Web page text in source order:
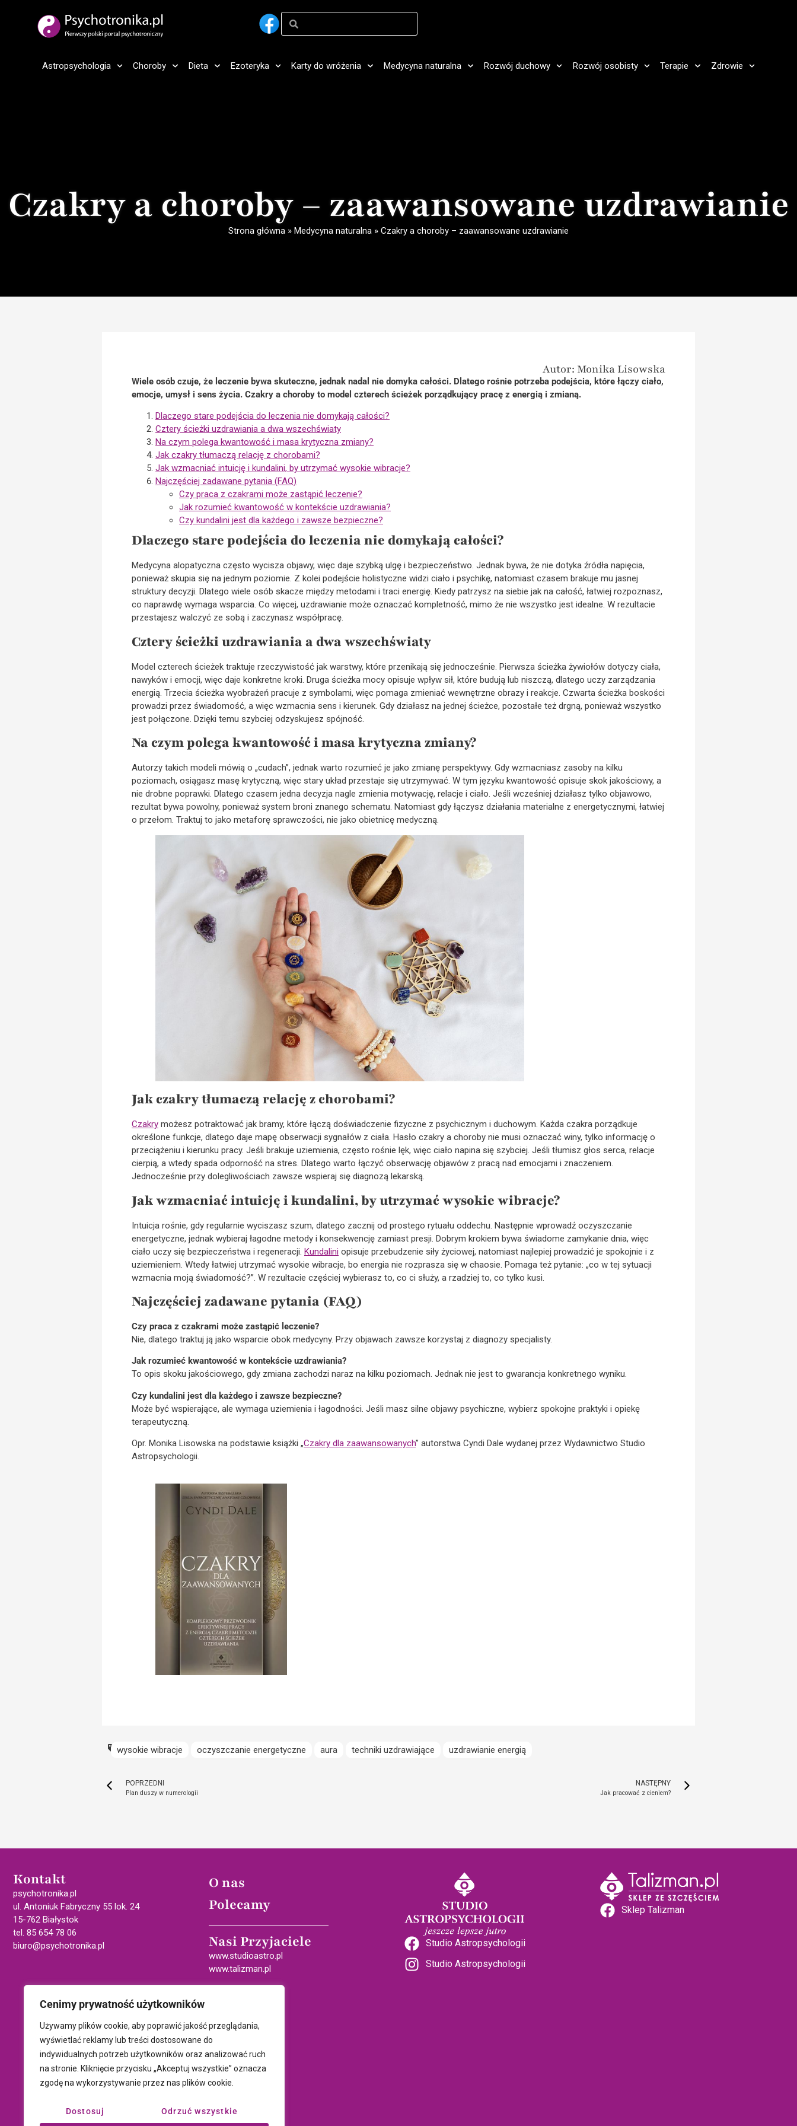
Cenimy prywatność użytkowników
Używamy plików cookie, aby poprawić jakość przeglądania,
wyświetlać reklamy lub treści dostosowane do
indywidualnych potrzeb użytkowników oraz analizować ruch
na stronie. Kliknięcie przycisku „Akceptuj wszystkie” oznacza
zgodę na wykorzystywanie przez nas plików cookie.
Dostosuj Odrzuć wszystkie
Astropsychologia Choroby Dieta Ezoteryka Karty do wróżenia Medycyna naturalna Rozwój duchowy Rozwój osobisty Terapie Zdrowie
Czakry a choroby – zaawansowane uzdrawianie
Strona główna » Medycyna naturalna » Czakry a choroby – zaawansowane uzdrawianie
Autor: Monika Lisowska
Wiele osób czuje, że leczenie bywa skuteczne, jednak nadal nie domyka całości. Dlatego rośnie potrzeba podejścia, które łączy ciało,
emocje, umysł i sens życia. Czakry a choroby to model czterech ścieżek porządkujący pracę z energią i zmianą.
Dlaczego stare podejścia do leczenia nie domykają całości?
Cztery ścieżki uzdrawiania a dwa wszechświaty
Na czym polega kwantowość i masa krytyczna zmiany?
Jak czakry tłumaczą relację z chorobami?
Jak wzmacniać intuicję i kundalini, by utrzymać wysokie wibracje?
Najczęściej zadawane pytania (FAQ)
Czy praca z czakrami może zastąpić leczenie?
Jak rozumieć kwantowość w kontekście uzdrawiania?
Czy kundalini jest dla każdego i zawsze bezpieczne?
Dlaczego stare podejścia do leczenia nie domykają całości?
Medycyna alopatyczna często wycisza objawy, więc daje szybką ulgę i bezpieczeństwo. Jednak bywa, że nie dotyka źródła napięcia,
ponieważ skupia się na jednym poziomie. Z kolei podejście holistyczne widzi ciało i psychikę, natomiast czasem brakuje mu jasnej
struktury decyzji. Dlatego wiele osób skacze między metodami i traci energię. Kiedy patrzysz na siebie jak na całość, łatwiej rozpoznasz,
co naprawdę wymaga wsparcia. Co więcej, uzdrawianie może oznaczać kompletność, mimo że nie wszystko jest idealne. W rezultacie
przestajesz walczyć ze sobą i zaczynasz współpracę.
Cztery ścieżki uzdrawiania a dwa wszechświaty
Model czterech ścieżek traktuje rzeczywistość jak warstwy, które przenikają się jednocześnie. Pierwsza ścieżka żywiołów dotyczy ciała,
nawyków i emocji, więc daje konkretne kroki. Druga ścieżka mocy opisuje wpływ sił, które budują lub niszczą, dlatego uczy zarządzania
energią. Trzecia ścieżka wyobrażeń pracuje z symbolami, więc pomaga zmieniać wewnętrzne obrazy i reakcje. Czwarta ścieżka boskości
prowadzi przez świadomość, a więc wzmacnia sens i kierunek. Gdy działasz na jednej ścieżce, pozostałe też drgną, ponieważ wszystko
jest połączone. Dzięki temu szybciej odzyskujesz spójność.
Na czym polega kwantowość i masa krytyczna zmiany?
Autorzy takich modeli mówią o „cudach”, jednak warto rozumieć je jako zmianę perspektywy. Gdy wzmacniasz zasoby na kilku
poziomach, osiągasz masę krytyczną, więc stary układ przestaje się utrzymywać. W tym języku kwantowość opisuje skok jakościowy, a
nie drobne poprawki. Dlatego czasem jedna decyzja nagle zmienia motywację, relacje i ciało. Jeśli wcześniej działasz tylko objawowo,
rezultat bywa powolny, ponieważ system broni znanego schematu. Natomiast gdy łączysz działania materialne z energetycznymi, łatwiej
o przełom. Traktuj to jako metaforę sprawczości, nie jako obietnicę medyczną.
Jak czakry tłumaczą relację z chorobami?
Czakry możesz potraktować jak bramy, które łączą doświadczenie fizyczne z psychicznym i duchowym. Każda czakra porządkuje
określone funkcje, dlatego daje mapę obserwacji sygnałów z ciała. Hasło czakry a choroby nie musi oznaczać winy, tylko informację o
przeciążeniu i kierunku pracy. Jeśli brakuje uziemienia, często rośnie lęk, więc ciało napina się szybciej. Jeśli tłumisz głos serca, relacje
cierpią, a wtedy spada odporność na stres. Dlatego warto łączyć obserwację objawów z pracą nad emocjami i znaczeniem.
Jednocześnie przy dolegliwościach zawsze wspieraj się diagnozą lekarską.
Jak wzmacniać intuicję i kundalini, by utrzymać wysokie wibracje?
Intuicja rośnie, gdy regularnie wyciszasz szum, dlatego zacznij od prostego rytuału oddechu. Następnie wprowadź oczyszczanie
energetyczne, jednak wybieraj łagodne metody i konsekwencję zamiast presji. Dobrym krokiem bywa świadome zamykanie dnia, więc
ciało uczy się bezpieczeństwa i regeneracji. Kundalini opisuje przebudzenie siły życiowej, natomiast najlepiej prowadzić je spokojnie i z
uziemieniem. Wtedy łatwiej utrzymać wysokie wibracje, bo energia nie rozprasza się w chaosie. Pomaga też pytanie: „co w tej sytuacji
wzmacnia moją świadomość?”. W rezultacie częściej wybierasz to, co ci służy, a rzadziej to, co tylko kusi.
Najczęściej zadawane pytania (FAQ)
Czy praca z czakrami może zastąpić leczenie?
Nie, dlatego traktuj ją jako wsparcie obok medycyny. Przy objawach zawsze korzystaj z diagnozy specjalisty.
Jak rozumieć kwantowość w kontekście uzdrawiania?
To opis skoku jakościowego, gdy zmiana zachodzi naraz na kilku poziomach. Jednak nie jest to gwarancja konkretnego wyniku.
Czy kundalini jest dla każdego i zawsze bezpieczne?
Może być wspierające, ale wymaga uziemienia i łagodności. Jeśli masz silne objawy psychiczne, wybierz spokojne praktyki i opiekę
terapeutyczną.
Opr. Monika Lisowska na podstawie książki „Czakry dla zaawansowanych” autorstwa Cyndi Dale wydanej przez Wydawnictwo Studio
Astropsychologii.
wysokie wibracje oczyszczanie energetyczne aura techniki uzdrawiające uzdrawianie energią
POPRZEDNI
Plan duszy w numerologii
NASTĘPNY
Jak pracować z cieniem?
Kontakt
psychotronika.pl
ul. Antoniuk Fabryczny 55 lok. 24
15-762 Białystok
tel. 85 654 78 06
biuro@psychotronika.pl
O nas
Polecamy
Nasi Przyjaciele
www.studioastro.pl
www.talizman.pl
Studio Astropsychologii
Studio Astropsychologii
Sklep Talizman